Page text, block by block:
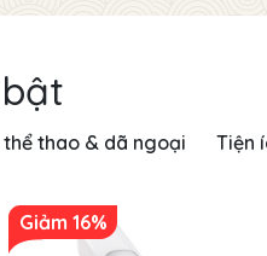
thể thao & dã ngoại Tiện
Giảm 16%